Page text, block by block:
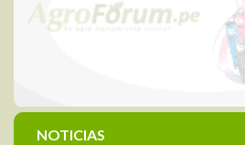
NOTICIAS